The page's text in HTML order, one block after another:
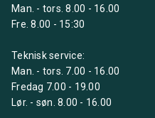
Man. - tors. 8.00 - 16.00
Fre. 8.00 - 15:30
Teknisk service:
Man. - tors. 7.00 - 16.00
Fredag 7.00 - 19.00
Lør. - søn. 8.00 - 16.00